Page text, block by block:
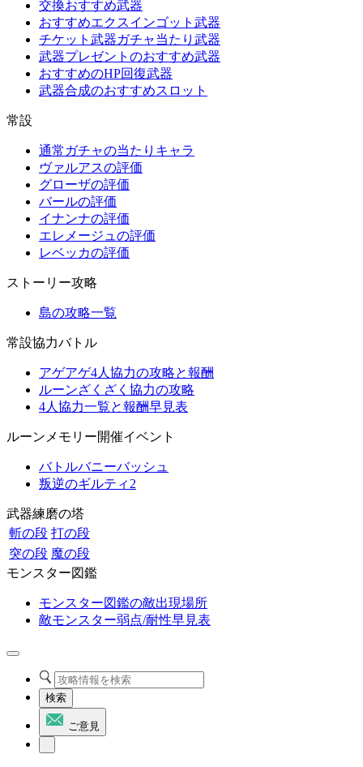
交換おすすめ武器
おすすめエクスインゴット武器
チケット武器ガチャ当たり武器
武器プレゼントのおすすめ武器
おすすめのHP回復武器
武器合成のおすすめスロット
常設
通常ガチャの当たりキャラ
ヴァルアスの評価
グローザの評価
バールの評価
イナンナの評価
エレメージュの評価
レベッカの評価
ストーリー攻略
島の攻略一覧
常設協力バトル
アゲアゲ4人協力の攻略と報酬
ルーンざくざく協力の攻略
4人協力一覧と報酬早見表
ルーンメモリー開催イベント
バトルバニーバッシュ
叛逆のギルティ2
武器練磨の塔
斬の段 打の段
突の段 魔の段
モンスター図鑑
モンスター図鑑の敵出現場所
敵モンスター弱点/耐性早見表
検索
ご意見